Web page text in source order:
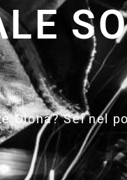
Olona? Sei nel